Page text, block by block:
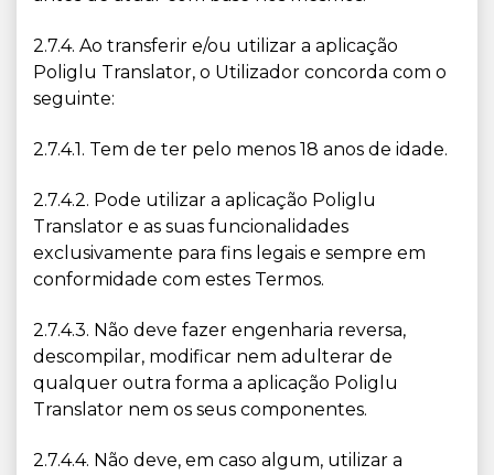
2.7.4. Ao transferir e/ou utilizar a aplicação
Poliglu Translator, o Utilizador concorda com o
seguinte:
2.7.4.1. Tem de ter pelo menos 18 anos de idade.
2.7.4.2. Pode utilizar a aplicação Poliglu
Translator e as suas funcionalidades
exclusivamente para fins legais e sempre em
conformidade com estes Termos.
2.7.4.3. Não deve fazer engenharia reversa,
descompilar, modificar nem adulterar de
qualquer outra forma a aplicação Poliglu
Translator nem os seus componentes.
2.7.4.4. Não deve, em caso algum, utilizar a